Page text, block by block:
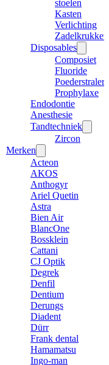
stoelen
Kasten
Verlichting
Zadelkrukken
Disposables
Composiet
Fluoride
Poederstraler
Prophylaxe
Endodontie
Anesthesie
Tandtechniek
Zircon
Merken
Acteon
AKOS
Anthogyr
Ariel Quetin
Astra
Bien Air
BlancOne
Bossklein
Cattani
CJ Optik
Degrek
Denfil
Dentium
Derungs
Diadent
Dürr
Frank dental
Hamamatsu
Ingo-man